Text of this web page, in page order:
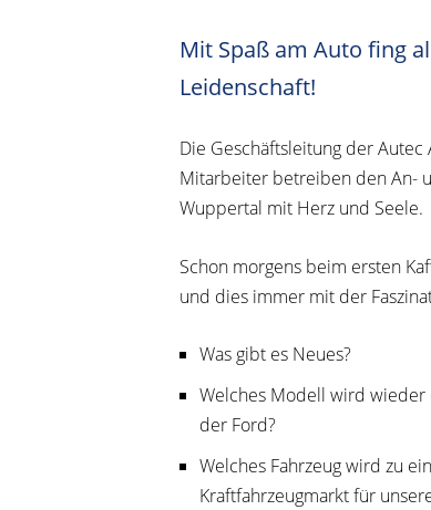
Mit Spaß am Auto fing
Leidenschaft!
Die Geschäftsleitung der
Mitarbeiter betreiben den An-
Wuppertal mit Herz und Seele.
Schon morgens beim ersten
und dies immer mit der
Was gibt es Neues?
Welches Modell wird wieder
der Ford?
Welches Fahrzeug wird zu
Kraftfahrzeugmarkt für